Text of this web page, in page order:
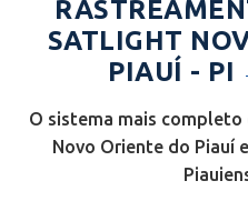
SATLIGHT
PIAUÍ - PI
O sistema mais
Novo Oriente do Piauí